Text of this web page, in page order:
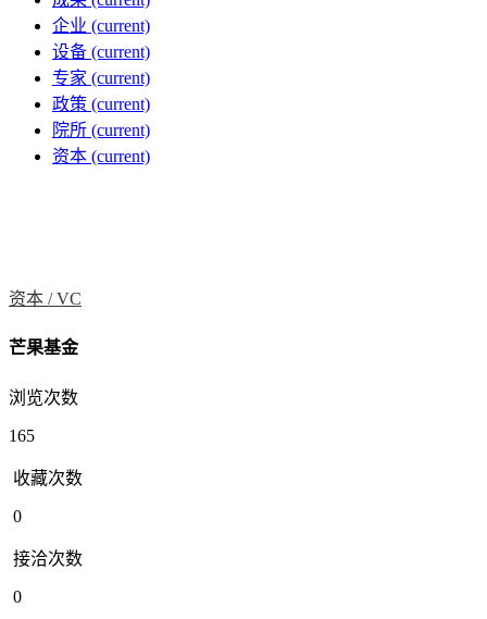
企业 (current)
设备 (current)
专家 (current)
政策 (current)
院所 (current)
资本 (current)
资本 /VC
芒果基金
浏览次数
165
收藏次数
0
接洽次数
0